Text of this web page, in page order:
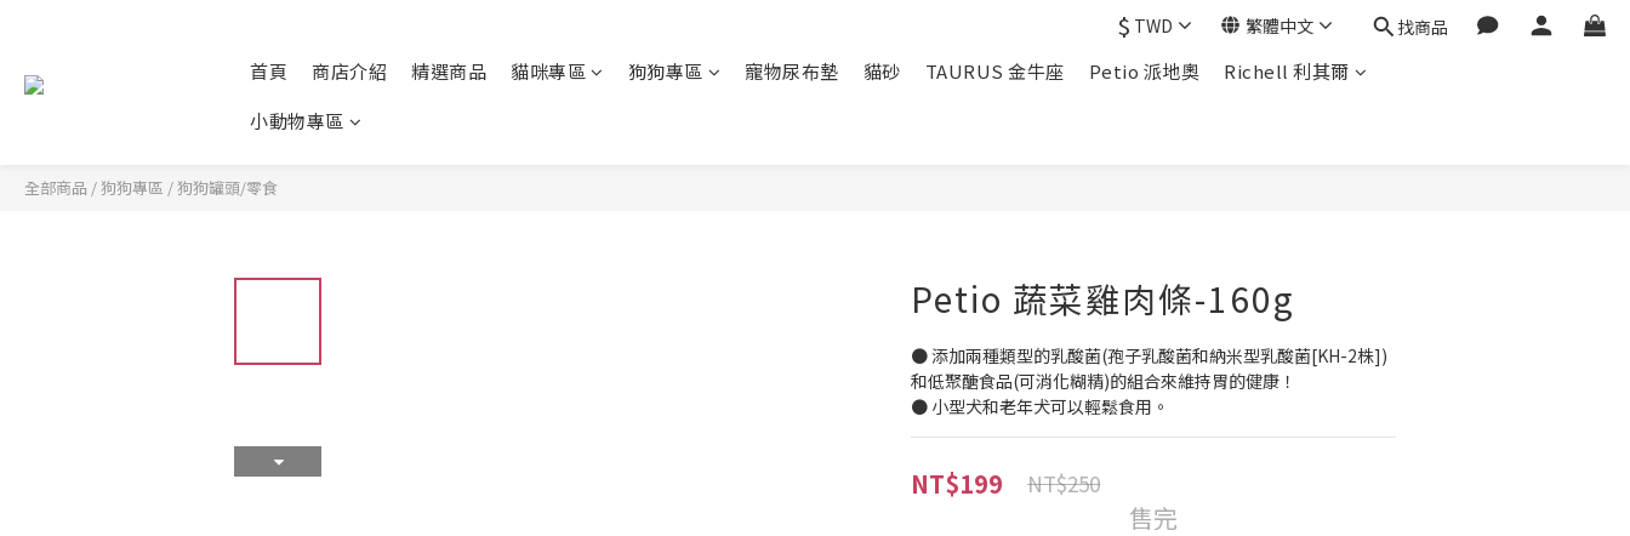
$ TWD 繁體中文 找商品
首頁 商店介紹 精選商品 貓咪專區 狗狗專區 寵物尿布墊 貓砂 TAURUS 金牛座 Petio 派地奧
Richell 利其爾
小動物專區
全部商品 /狗狗專區 /狗狗罐頭/零食
Petio 蔬菜雞肉條-160g
● 添加兩種類型的乳酸菌(孢子乳酸菌和納米型乳酸菌[KH-2株])
和低聚醣食品(可消化糊精)的組合來維持胃的健康！
● 小型犬和老年犬可以輕鬆食用。
NT$199 NT$250
售完